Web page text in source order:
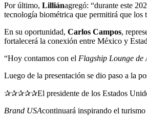
Por último, Lilliánagregó: “durante este
tecnología biométrica que permitirá que los
En su oportunidad, Carlos Campos,
fortalecerá la conexión entre México y
“Hoy contamos con el Flagship Lounge de
Luego de la presentación se dio paso a la
✰✰✰✰✰El presidente de los Estados
Brand USAcontinuará inspirando el